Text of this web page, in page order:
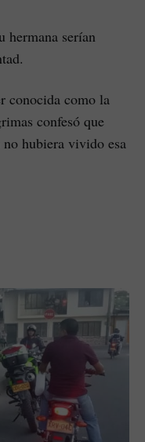
hermana serían
conocida como la
confesó que
hubiera vivido esa